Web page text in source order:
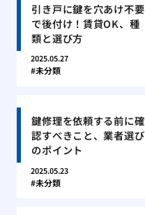
引き戸に鍵を穴あけ不要
で後付け！賃貸OK、種
類と選び方
2025.05.27
未分類
鍵修理を依頼する前に確
認すべきこと、業者選び
のポイント
2025.05.23
未分類